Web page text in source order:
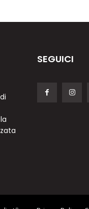
SEGUICI